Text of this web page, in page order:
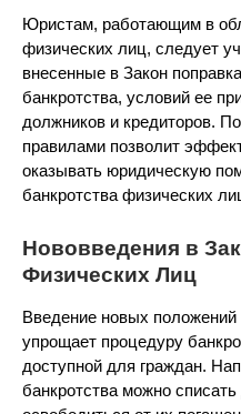
Юристам, работающим в
физических лиц, следует
внесенные в Закон
банкротства, условий ее
должников и кредиторов.
правилами позволит
оказывать юридическую
банкротства физических
Нововведения в
Физических Лиц
Введение новых положений
упрощает процедуру
доступной для граждан.
банкротства можно